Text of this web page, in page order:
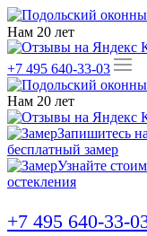
Нам 20 лет
+7 495 640-33-03
Нам 20 лет
Запишитесь на
бесплатный замер
Узнайте
остекления
+7 495 640-33-